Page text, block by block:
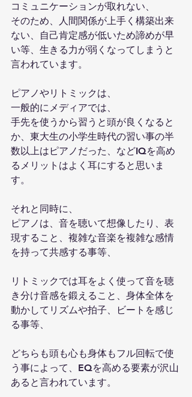
コミュニケーションが取れない、
そのため、人間関係が上手く構築出来
ない、自己肯定感が低いため諦めが早
い等、生きる力が弱くなってしまうと
言われています。
ピアノやリトミックは、
一般的にメディアでは、
手先を使うから習うと頭が良くなると
か、東大生の小学生時代の習い事の半
数以上はピアノだった、などIQを高め
るメリットはよく耳にすると思いま
す。
それと同時に、
ピアノは、音を聴いて想像したり、表
現すること、複雑な音楽を複雑な感情
を持って共感する事等、
リトミックでは耳をよく使って音を聴
き分け音感を鍛えること、身体全体を
動かしてリズムや拍子、ビートを感じ
る事等、
どちらも頭も心も身体もフル回転で使
う事によって、EQを高める要素が沢山
あると言われています。